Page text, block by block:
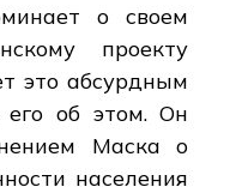
о своем
проекту
это абсурдным
об этом. Он
Маска о
населения